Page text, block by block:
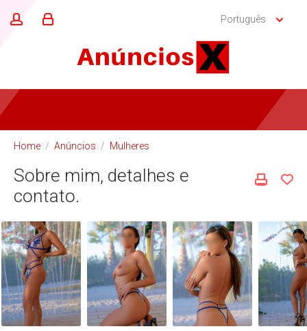
Português
Home / Anúncios / Mulheres
Sobre mim, detalhes e
contato.